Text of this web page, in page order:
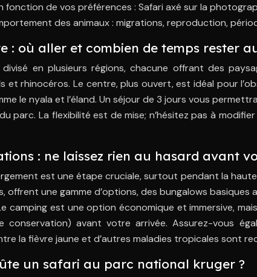
de vos préférences : Safari axé sur la
des animaux : migrations, reproduction,
: où aller et combien de temps rester
en plusieurs régions, chacune offrant des
et rhinocéros. Le centre, plus ouvert, est idéal pour
le nyala et l’éland. Un séjour de 3 jours vous
parc. La flexibilité est de mise; n’hésitez pas à
: ne laissez rien au hasard avant
est une étape cruciale, surtout pendant la
offrent une gamme d’options, des bungalows
camping est une option économique et immersive,
avant votre arrivée. Assurez-vous
la fièvre jaune et d’autres maladies tropicales sont
un safari au parc national kruger ?